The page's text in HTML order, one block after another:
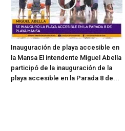
Inauguración de playa accesible en
la Mansa El intendente Miguel Abella
participó de la inauguración de la
playa accesible en la Parada 8 de...